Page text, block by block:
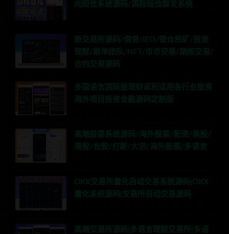
向短信系统源码/国际短信群发系统
新交易所源码/借贷/IEO/锁仓挖矿/投资
理财/跟单团队/NFT/币币交易/期权交易/
合约交易源码
多国语言国际版理财返利适用各行业投资
海外项目投资金融源码定制版
高端股票系统源码/海外股票/配资/美股/
港股/台股/打新/大宗/海外股票/多语言
OKX交易所量化自动交易系统源码|OKX
量化系统源码|交易所自动交易源码
高端交易所源码|多语言理财交易所|多语